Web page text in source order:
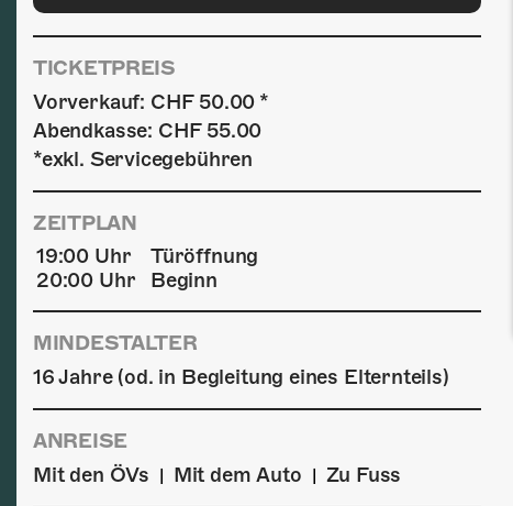
TICKETPREIS
Vorverkauf: CHF 50.00 *
Abendkasse: CHF 55.00
*exkl. Servicegebühren
ZEITPLAN
19:00 Uhr
Türöffnung
20:00 Uhr
Beginn
MINDESTALTER
16 Jahre (od. in Begleitung eines Elternteils)
ANREISE
Mit den ÖVs
Mit dem Auto Zu Fuss